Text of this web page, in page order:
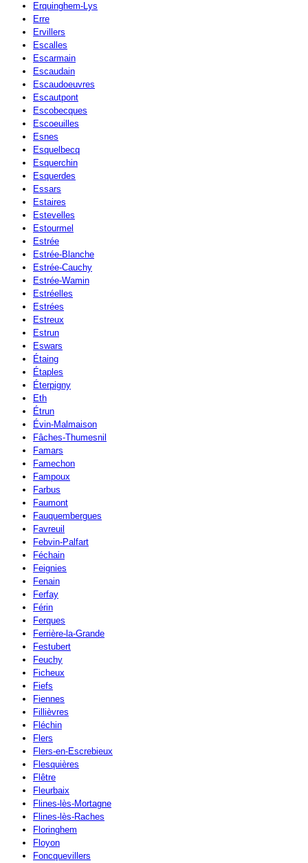
Erquinghem-Lys
Erre
Ervillers
Escalles
Escarmain
Escaudain
Escaudoeuvres
Escautpont
Escobecques
Escoeuilles
Esnes
Esquelbecq
Esquerchin
Esquerdes
Essars
Estaires
Estevelles
Estourmel
Estrée
Estrée-Blanche
Estrée-Cauchy
Estrée-Wamin
Estréelles
Estrées
Estreux
Estrun
Eswars
Étaing
Étaples
Éterpigny
Eth
Étrun
Évin-Malmaison
Fâches-Thumesnil
Famars
Famechon
Fampoux
Farbus
Faumont
Fauquembergues
Favreuil
Febvin-Palfart
Féchain
Feignies
Fenain
Ferfay
Férin
Ferques
Ferrière-la-Grande
Festubert
Feuchy
Ficheux
Fiefs
Fiennes
Fillièvres
Fléchin
Flers
Flers-en-Escrebieux
Flesquières
Flêtre
Fleurbaix
Flines-lès-Mortagne
Flines-lès-Raches
Floringhem
Floyon
Foncquevillers